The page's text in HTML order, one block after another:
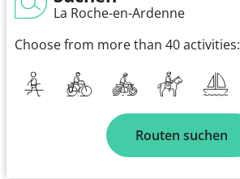
La Roche-en-Ardenne
Choose from more than 40 activities:
Routen suchen